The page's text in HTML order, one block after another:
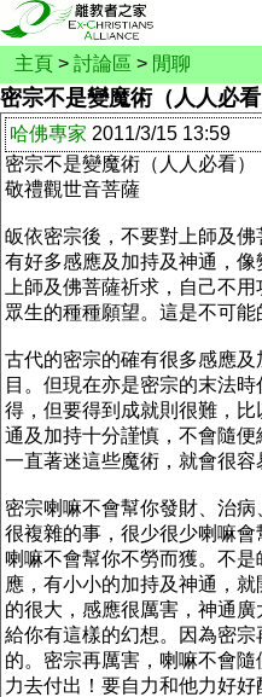
主頁 > 討論區 > 閒聊
密宗不是變魔術（人人必看
哈佛專家 2011/3/15 13:59
密宗不是變魔術（人人必看）
敬禮觀世音菩薩
皈依密宗後，不要對上師及
有好多感應及加持及神通，
上師及佛菩薩祈求，自己不
眾生的種種願望。這是不可能
古代的密宗的確有很多感應
目。但現在亦是密宗的末法
得，但要得到成就則很難，
通及加持十分謹慎，不會隨
一直著迷這些魔術，就會很容
密宗喇嘛不會幫你發財、治
很複雜的事，很少很少喇嘛
喇嘛不會幫你不勞而獲。不
應，有小小的加持及神通，
的很大，感應很厲害，神通
給你有這樣的幻想。因為密
的。密宗再厲害，喇嘛不會
力去付出！要自力和他力好好